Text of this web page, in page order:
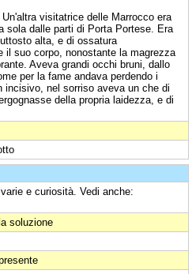
Un'altra visitatrice delle Marrocco era
sola dalle parti di Porta Portese. Era
alta, e di ossatura
suo corpo, nonostante la magrezza
Aveva grandi occhi bruni, dallo
per la fame andava perdendo i
nel sorriso aveva un che di
della propria laidezza, e di
e curiosità. Vedi anche:
soluzione